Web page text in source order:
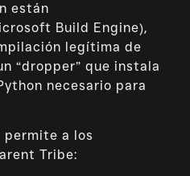
están
Build Engine),
legítima de
“dropper” que instala
necesario para
permite a los
Tribe: